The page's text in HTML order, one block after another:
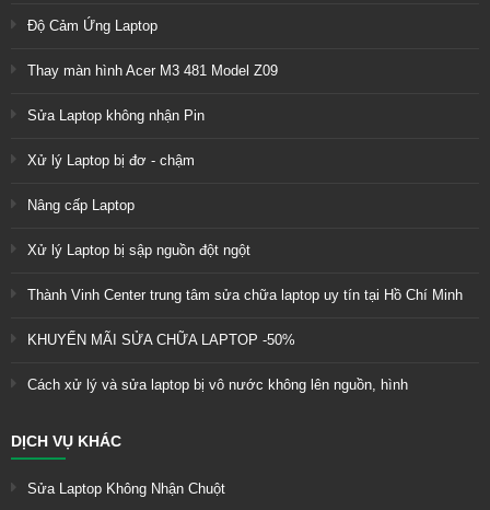
Độ Cảm Ứng Laptop
Thay màn hình Acer M3 481 Model Z09
Sửa Laptop không nhận Pin
Xử lý Laptop bị đơ - chậm
Nâng cấp Laptop
Xử lý Laptop bị sập nguồn đột ngột
Thành Vinh Center trung tâm sửa chữa laptop uy tín tại Hồ Chí Minh
KHUYẾN MÃI SỬA CHỮA LAPTOP -50%
Cách xử lý và sửa laptop bị vô nước không lên nguồn, hình
DỊCH VỤ KHÁC
Sửa Laptop Không Nhận Chuột